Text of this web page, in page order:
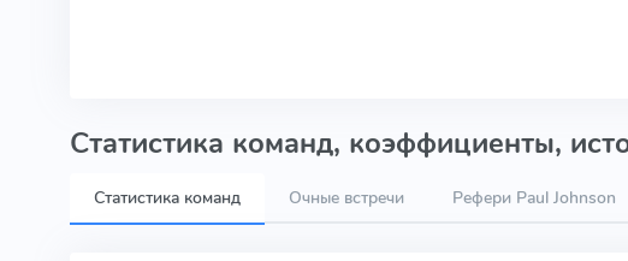
Статистика команд, коэффициенты,
Статистика команд Очные встречи Рефери Paul Johnson